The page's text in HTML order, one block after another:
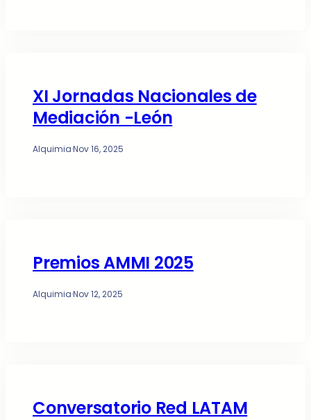
XI Jornadas Nacionales de
Mediación -León
Alquimia·Nov 16, 2025
Premios AMMI 2025
Alquimia·Nov 12, 2025
Conversatorio Red LATAM